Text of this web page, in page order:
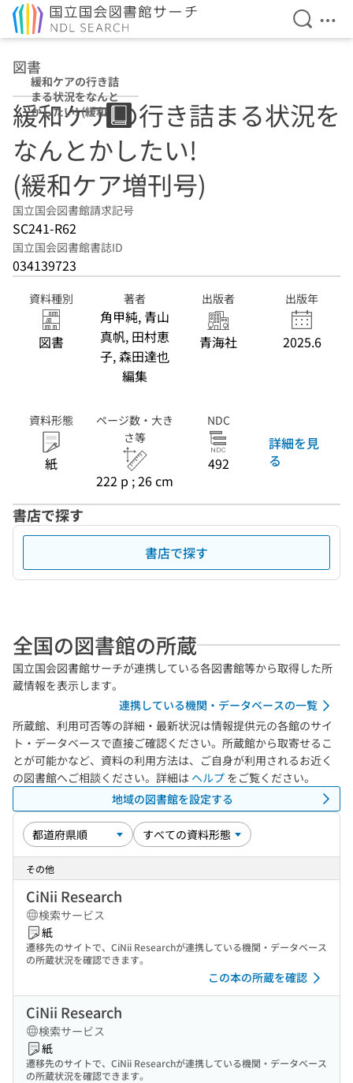
検索を
メ
図書
緩和ケアの行き詰
まる状況をなんと
かしたい! (緩和ケ
ア増刊号)
緩和ケアの行き詰まる状況を
なんとかしたい!
(緩和ケア増刊号)
国立国会図書館請求記号
SC241-R62
国立国会図書館書誌ID
034139723
資料種別
図書
著者
角甲純, 青山
真帆, 田村恵
子, 森田達也
編集
出版者
青海社
出版年
2025.6
資料形態
紙
ページ数・大き
さ等
222 p ; 26 cm
NDC
492
詳細を見
る
書店で探す
書店で探す
全国の図書館の所蔵
国立国会図書館サーチが連携している各図書館等から取得した所
蔵情報を表示します。
連携している機関・データベースの一覧
所蔵館、利用可否等の詳細・最新状況は情報提供元の各館のサイ
ト・データベースで直接ご確認ください。所蔵館から取寄せるこ
とが可能かなど、資料の利用方法は、ご自身が利用されるお近く
の図書館へご相談ください。詳細は ヘルプ をご覧ください。
地域の図書館を設定する
その他
CiNii Research
検索サービス
紙
遷移先のサイトで、CiNii Researchが連携している機関・データベース
の所蔵状況を確認できます。
この本の所蔵を確認
CiNii Research
検索サービス
紙
遷移先のサイトで、CiNii Researchが連携している機関・データベース
の所蔵状況を確認できます。